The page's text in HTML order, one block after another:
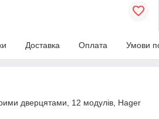
Доставка Оплата Умови
дверцятами, 12 модулів, Hager